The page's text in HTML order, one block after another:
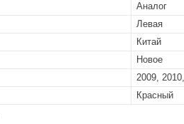
Аналог
Левая
Китай
Новое
2009,
Красный